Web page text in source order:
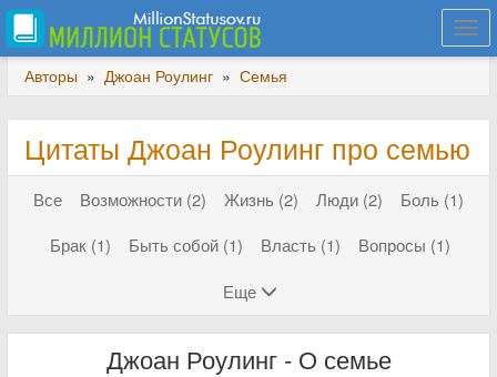
Авторы » Джоан Роулинг » Семья
Цитаты Джоан Роулинг про семью
Все Возможности (2) Жизнь (2) Люди (2)
Боль (1)
Брак (1)
Быть собой (1) Власть (1)
Вопросы (1)
Еще
Джоан Роулинг - О семье